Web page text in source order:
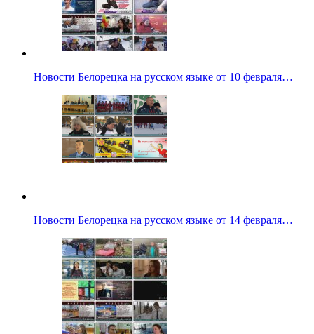
Новости Белорецка на русском языке от 10 февраля…
Новости Белорецка на русском языке от 14 февраля…